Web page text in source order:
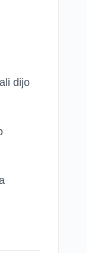
dijo